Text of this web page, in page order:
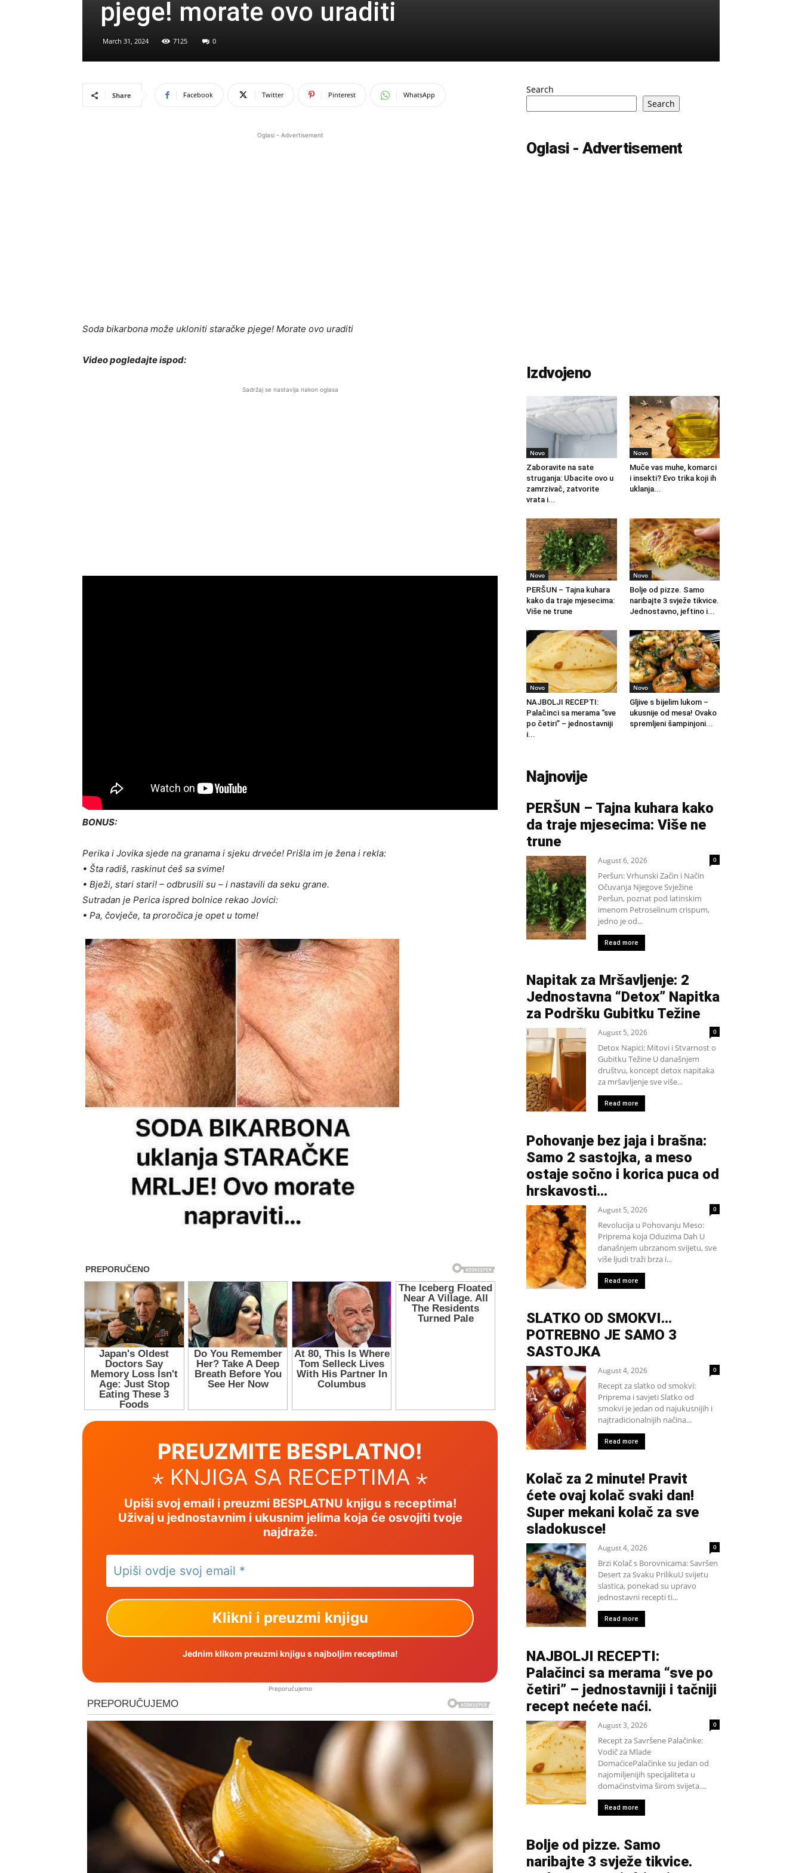
pjege! morate ovo uraditi
March 31, 2024 7125 0
Share Facebook Twitter Pinterest WhatsApp
Oglasi - Advertisement
Soda bikarbona može ukloniti staračke pjege! Morate ovo uraditi
Video pogledajte ispod:
Sadržaj se nastavlja nakon oglasa
BONUS:
Perika i Jovika sjede na granama i sjeku drveće! Prišla im je žena i rekla:
• Šta radiš, raskinut ćeš sa svime!
• Bježi, stari stari! – odbrusili su – i nastavili da seku grane.
Sutradan je Perica ispred bolnice rekao Jovici:
• Pa, čovječe, ta proročica je opet u tome!
PREUZMITE BESPLATNO!
⋆ KNJIGA SA RECEPTIMA ⋆
Upiši svoj email i preuzmi BESPLATNU knjigu s receptima!
Uživaj u jednostavnim i ukusnim jelima koja će osvojiti tvoje
najdraže.
Jednim klikom preuzmi knjigu s najboljim receptima!
Preporučujemo
Search
Search
Oglasi - Advertisement
Izdvojeno
Novo
Zaboravite na sate
struganja: Ubacite ovo u
zamrzivač, zatvorite
vrata i...
Novo
Muče vas muhe, komarci
i insekti? Evo trika koji ih
uklanja...
Novo
PERŠUN – Tajna kuhara
kako da traje mjesecima:
Više ne trune
Novo
Bolje od pizze. Samo
naribajte 3 svježe tikvice.
Jednostavno, jeftino i...
Novo
NAJBOLJI RECEPTI:
Palačinci sa merama “sve
po četiri” – jednostavniji
i...
Novo
Gljive s bijelim lukom –
ukusnije od mesa! Ovako
spremljeni šampinjoni...
Najnovije
PERŠUN – Tajna kuhara kako
da traje mjesecima: Više ne
trune
August 6, 2026 0
Peršun: Vrhunski Začin i Način
Očuvanja Njegove Svježine
Peršun, poznat pod latinskim
imenom Petroselinum crispum,
jedno je od...
Read more
Napitak za Mršavljenje: 2
Jednostavna “Detox” Napitka
za Podršku Gubitku Težine
August 5, 2026 0
Detox Napici: Mitovi i Stvarnost o
Gubitku Težine U današnjem
društvu, koncept detox napitaka
za mršavljenje sve više...
Read more
Pohovanje bez jaja i brašna:
Samo 2 sastojka, a meso
ostaje sočno i korica puca od
hrskavosti…
August 5, 2026 0
Revolucija u Pohovanju Meso:
Priprema koja Oduzima Dah U
današnjem ubrzanom svijetu, sve
više ljudi traži brza i...
Read more
SLATKO OD SMOKVI…
POTREBNO JE SAMO 3
SASTOJKA
August 4, 2026 0
Recept za slatko od smokvi:
Priprema i savjeti Slatko od
smokvi je jedan od najukusnijih i
najtradicionalnijih načina...
Read more
Kolač za 2 minute! Pravit
ćete ovaj kolač svaki dan!
Super mekani kolač za sve
sladokusce!
August 4, 2026 0
Brzi Kolač s Borovnicama: Savršen
Desert za Svaku PrilikuU svijetu
slastica, ponekad su upravo
jednostavni recepti ti...
Read more
NAJBOLJI RECEPTI:
Palačinci sa merama “sve po
četiri” – jednostavniji i tačniji
recept nećete naći.
August 3, 2026 0
Recept za Savršene Palačinke:
Vodič za Mlade
DomaćicePalačinke su jedan od
najomiljenijih specijaliteta u
domaćinstvima širom svijeta....
Read more
Bolje od pizze. Samo
naribajte 3 svježe tikvice.